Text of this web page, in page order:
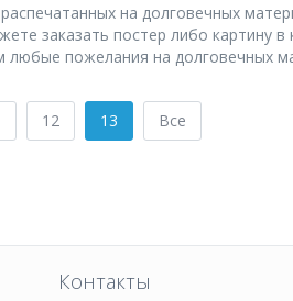
на долговечных
заказать постер либо картину в
пожелания на долговечных
12 13 Все
Контакты